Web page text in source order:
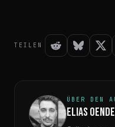
TEILEN
ÜBER DEN
ELIAS